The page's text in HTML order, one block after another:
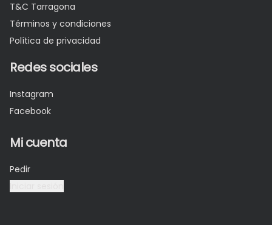
T&C Tarragona
Términos y condiciones
Política de privacidad
Redes sociales
Instagram
Facebook
Mi cuenta
Pedir